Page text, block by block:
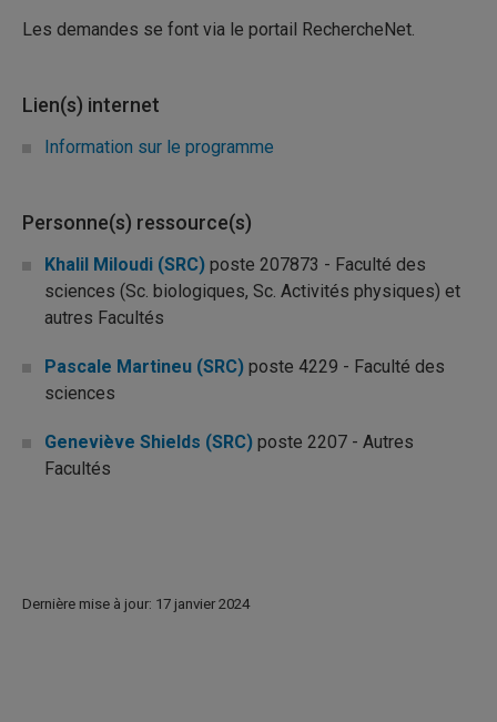
Les demandes se font via le portail RechercheNet.
Lien(s) internet
Information sur le programme
Personne(s) ressource(s)
Khalil Miloudi (SRC) poste 207873 - Faculté des
sciences (Sc. biologiques, Sc. Activités physiques) et
autres Facultés
Pascale Martineu (SRC) poste 4229 - Faculté des
sciences
Geneviève Shields (SRC) poste 2207 - Autres
Facultés
Dernière mise à jour: 17 janvier 2024